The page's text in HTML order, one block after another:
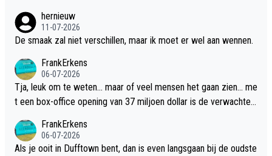
hernieuw
11-07-2026
De smaak zal niet verschillen, maar ik moet er wel aan wennen.
FrankErkens
06-07-2026
Tja, leuk om te weten... maar of veel mensen het gaan zien... me
t een box-office opening van 37 miljoen dollar is de verwachte
FrankErkens
06-07-2026
Als je ooit in Dufftown bent, dan is even langsgaan bij de oudste